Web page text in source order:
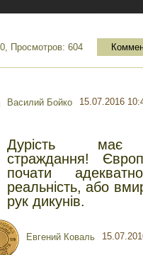
0, Просмотров: 604
Василий Бойко 15.07.2016
Дурість має
страждання!
почати
реальність, або
рук дикунів.
Евгений Коваль